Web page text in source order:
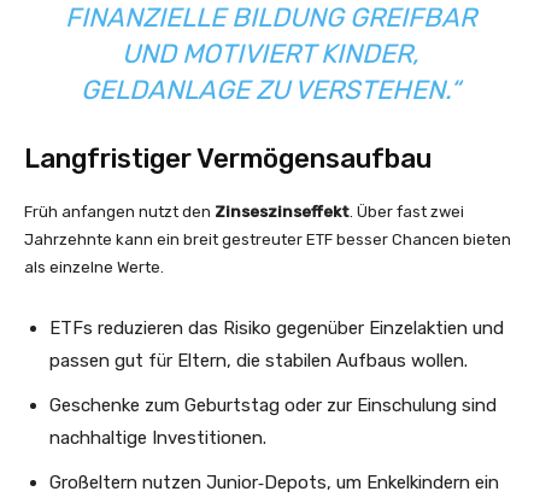
FINANZIELLE BILDUNG GREIFBAR
UND MOTIVIERT KINDER,
GELDANLAGE ZU VERSTEHEN.“
Langfristiger Vermögensaufbau
Früh anfangen nutzt den Zinseszinseffekt. Über fast zwei
Jahrzehnte kann ein breit gestreuter ETF besser Chancen bieten
als einzelne Werte.
ETFs reduzieren das Risiko gegenüber Einzelaktien und
passen gut für Eltern, die stabilen Aufbaus wollen.
Geschenke zum Geburtstag oder zur Einschulung sind
nachhaltige Investitionen.
Großeltern nutzen Junior‑Depots, um Enkelkindern ein